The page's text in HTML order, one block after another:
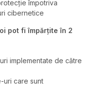
împotriva
cibernetice
pot fi împărțite în 2
implementate de către
uri care sunt